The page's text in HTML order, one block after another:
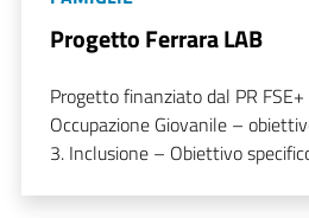
Progetto Ferrara LAB
Progetto finanziato dal PR
Occupazione Giovanile –
3. Inclusione – Obiettivo